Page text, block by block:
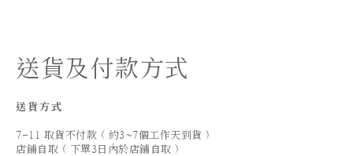
送貨及付款方式
送貨方式
7-11 取貨不付款 ( 約3~7個工作天到貨 )
店鋪自取 ( 下單3日內於店鋪自取 )